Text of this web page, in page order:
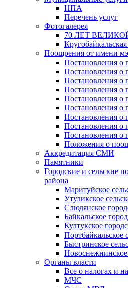
НПА
Перечень услуг
Фотогалерея
70 ЛЕТ
Поощрения от имени
Постановления о
Постановления о
Постановления о
Постановления о
Постановления о
Постановления о
Постановления о
Постановления о
Постановления о
Положения о
Аккредитация СМИ
Памятники
Городские и сельские
района
Маритуйское
Утуликское
Слюдянское
Байкальское
Култукское
Портбайкальское
Быстринское
Новоснежнинское
Органы власти
Все о налогах и
МЧС